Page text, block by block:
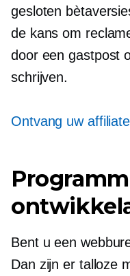
gesloten
de kans om
door een gastpost
schrijven.
Ontvang uw
Bent u een
Dan zijn er talloze